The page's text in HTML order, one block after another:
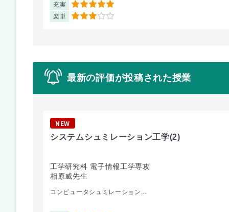
充実 5
楽単 3
最新の評価が投稿された授業
NEW
システムシュミレーション工学(2)
工学研究科 電子情報工学専攻
相原威先生
コンピュータシュミレーション...